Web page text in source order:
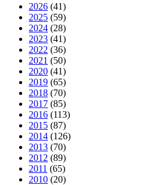
2026 (41)
2025 (59)
2024 (28)
2023 (41)
2022 (36)
2021 (50)
2020 (41)
2019 (65)
2018 (70)
2017 (85)
2016 (113)
2015 (87)
2014 (126)
2013 (70)
2012 (89)
2011 (65)
2010 (20)